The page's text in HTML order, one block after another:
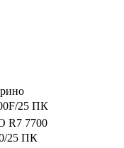
25 ПК
R7 7700
25 ПК